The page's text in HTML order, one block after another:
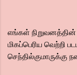
எங்கள்
மிகப்பெரிய வெற்றி
செந்தில்குமாருக்கு